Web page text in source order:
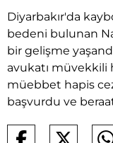
Diyarbakır'da
bedeni bulunan
bir gelişme
avukatı müvekkili
müebbet hapis
başvurdu ve